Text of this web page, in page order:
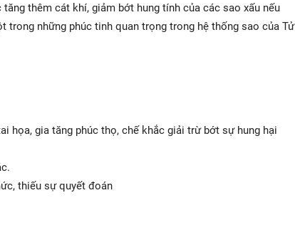
thêm cát khí, giảm bớt hung tính của các sao xấu nếu
trong những phúc tinh quan trọng trong hệ thống sao của Tử
họa, gia tăng phúc thọ, chế khắc giải trừ bớt sự hung hại
thiếu sự quyết đoán